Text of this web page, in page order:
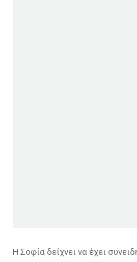
Η Σοφία δείχνει να έχει